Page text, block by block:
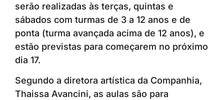
serão realizadas às terças, quintas e
sábados com turmas de 3 a 12 anos e de
ponta (turma avançada acima de 12 anos), e
estão previstas para começarem no próximo
dia 17.
Segundo a diretora artística da Companhia,
Thaissa Avancini, as aulas são para